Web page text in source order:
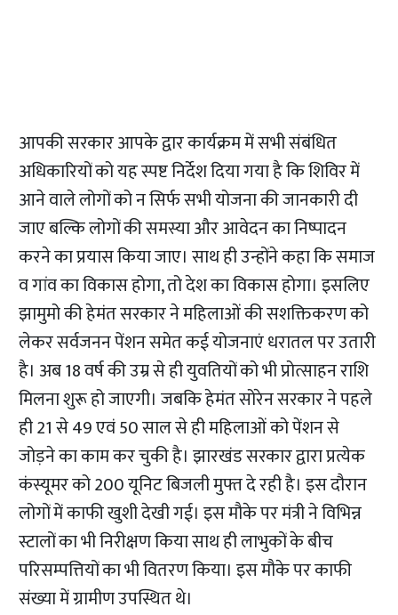
आपकी सरकार आपके द्वार कार्यक्रम में सभी संबंधित
अधिकारियों को यह स्पष्ट निर्देश दिया गया है कि शिविर में
आने वाले लोगों को न सिर्फ सभी योजना की जानकारी दी
जाए बल्कि लोगों की समस्या और आवेदन का निष्पादन
करने का प्रयास किया जाए। साथ ही उन्होंने कहा कि समाज
व गांव का विकास होगा, तो देश का विकास होगा। इसलिए
झामुमो की हेमंत सरकार ने महिलाओं की सशक्तिकरण को
लेकर सर्वजनन पेंशन समेत कई योजनाएं धरातल पर उतारी
है। अब 18 वर्ष की उम्र से ही युवतियों को भी प्रोत्साहन राशि
मिलना शुरू हो जाएगी। जबकि हेमंत सोरेन सरकार ने पहले
ही 21 से 49 एवं 50 साल से ही महिलाओं को पेंशन से
जोड़ने का काम कर चुकी है। झारखंड सरकार द्वारा प्रत्येक
कंस्यूमर को 200 यूनिट बिजली मुफ्त दे रही है। इस दौरान
लोगों में काफी खुशी देखी गई। इस मौके पर मंत्री ने विभिन्न
स्टालों का भी निरीक्षण किया साथ ही लाभुकों के बीच
परिसम्पत्तियों का भी वितरण किया। इस मौके पर काफी
संख्या में ग्रामीण उपस्थित थे।